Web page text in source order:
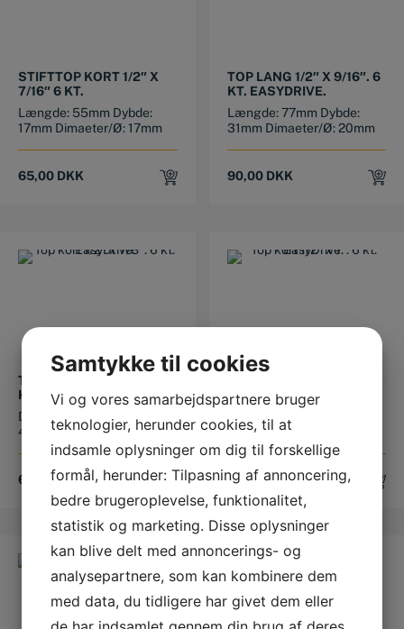
STIFTTOP KORT 1/2″ X
7/16″ 6 KT.
Længde: 55mm Dybde:
17mm Dimaeter/Ø: 17mm
65,00 DKK
TOP LANG 1/2″ X 9/16″. 6
KT. EASYDRIVE.
Længde: 77mm Dybde:
31mm Dimaeter/Ø: 20mm
90,00 DKK
TOP KORT 1/2″ X 7/8″. 6
KT. EASYDRIVE.
Dimensioner: Længde:
40mm Dybde: 20mm Di...
68,00DKK
EASYDRIVE.
Dimensioner: Længde:
42mm Dybde: 22mm Di...
83,00DKK
Samtykke til cookies
Vi og vores samarbejdspartnere bruger
teknologier, herunder cookies, til at
indsamle oplysninger om dig til forskellige
formål, herunder: Tilpasning af annoncering,
bedre brugeroplevelse, funktionalitet,
statistik og marketing. Disse oplysninger
kan blive delt med annoncerings- og
analysepartnere, som kan kombinere dem
med data, du tidligere har givet dem eller